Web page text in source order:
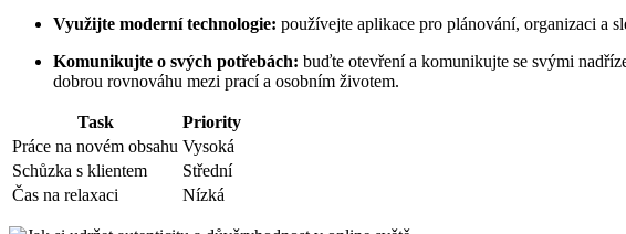
Využijte moderní technologie: používejte aplikace pro plánování, organizaci a
Komunikujte o svých potřebách: buďte otevření a komunikujte se svými
dobrou rovnováhu mezi prací a osobním životem.
Task
Priority
Práce na novém obsahu Vysoká
Schůzka s klientem
Střední
Čas na relaxaci
Nízká